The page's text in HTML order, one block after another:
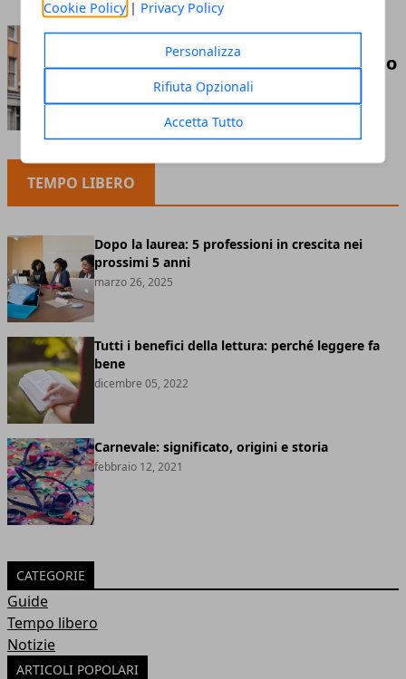
Cookie Policy | Privacy Policy
Personalizza
Rifiuta Opzionali
Accetta Tutto
Guida pratica alla
pianificazione di un percorso
scolastico in Inghilterra
maggio 26, 2026
TEMPO LIBERO
Dopo la laurea: 5 professioni in crescita nei
prossimi 5 anni
marzo 26, 2025
Tutti i benefici della lettura: perché leggere fa
bene
dicembre 05, 2022
Carnevale: significato, origini e storia
febbraio 12, 2021
CATEGORIE
Guide
Tempo libero
Notizie
ARTICOLI POPOLARI